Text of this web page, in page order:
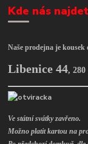
Kde nás
Naše prodejna je kousek
Libenice 44,
Ve státní svátky zavřeno.
Možno platit kartou na